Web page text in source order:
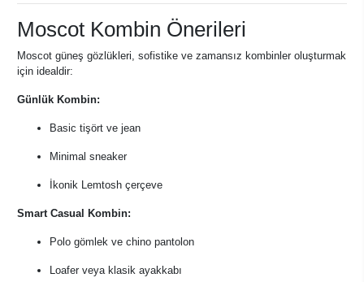
Moscot Kombin Önerileri
Moscot güneş gözlükleri, sofistike ve zamansız kombinler oluşturmak
için idealdir:
Günlük Kombin:
Basic tişört ve jean
Minimal sneaker
İkonik Lemtosh çerçeve
Smart Casual Kombin:
Polo gömlek ve chino pantolon
Loafer veya klasik ayakkabı